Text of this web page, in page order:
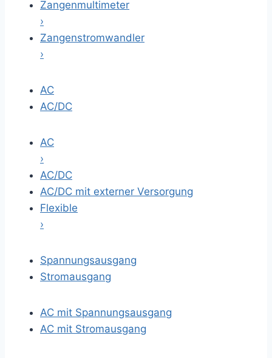
Zangenmultimeter
›
Zangenstromwandler
›
AC
AC/DC
AC
›
AC/DC
AC/DC mit externer Versorgung
Flexible
›
Spannungsausgang
Stromausgang
AC mit Spannungsausgang
AC mit Stromausgang